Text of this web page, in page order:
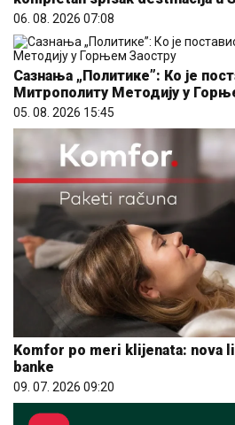
06. 08. 2026 07:08
Сазнања „Политике”: Ко је
Митрополиту Методију у
05. 08. 2026 15:45
Komfor po meri klijenata: nova
banke
09. 07. 2026 09:20